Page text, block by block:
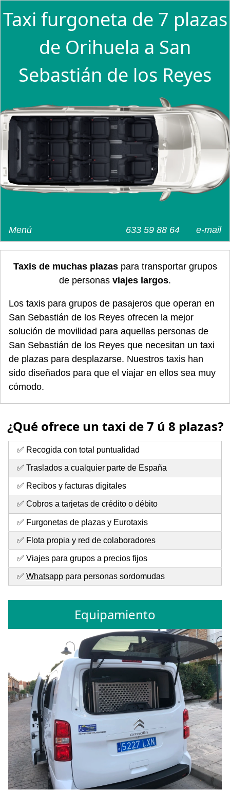
Taxi furgoneta de 7 plazas
de Orihuela a San
Sebastián de los Reyes
e-mail
633 59 88 64
Menú
Taxis de muchas plazaspara transportar grupos
de personas viajes largos.
Los taxis para grupos de pasajeros que operan en
San Sebastián de los Reyes ofrecen la mejor
solución de movilidad para aquellas personas de
San Sebastián de los Reyes que necesitan un taxi
de plazas para desplazarse. Nuestros taxis han
sido diseñados para que el viajar en ellos sea muy
cómodo.
¿Qué ofrece un taxi de 7 ú 8 plazas?
✅ Recogida con total puntualidad
✅ Traslados a cualquier parte de España
✅ Recibos y facturas digitales
✅ Cobros a tarjetas de crédito o débito
✅ Furgonetas de plazas y Eurotaxis
✅ Flota propia y red de colaboradores
✅ Viajes para grupos a precios fijos
✅ Whatsapp para personas sordomudas
Equipamiento